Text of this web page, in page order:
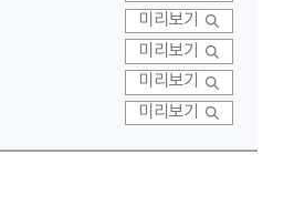
미리보기
미리보기
미리보기
미리보기